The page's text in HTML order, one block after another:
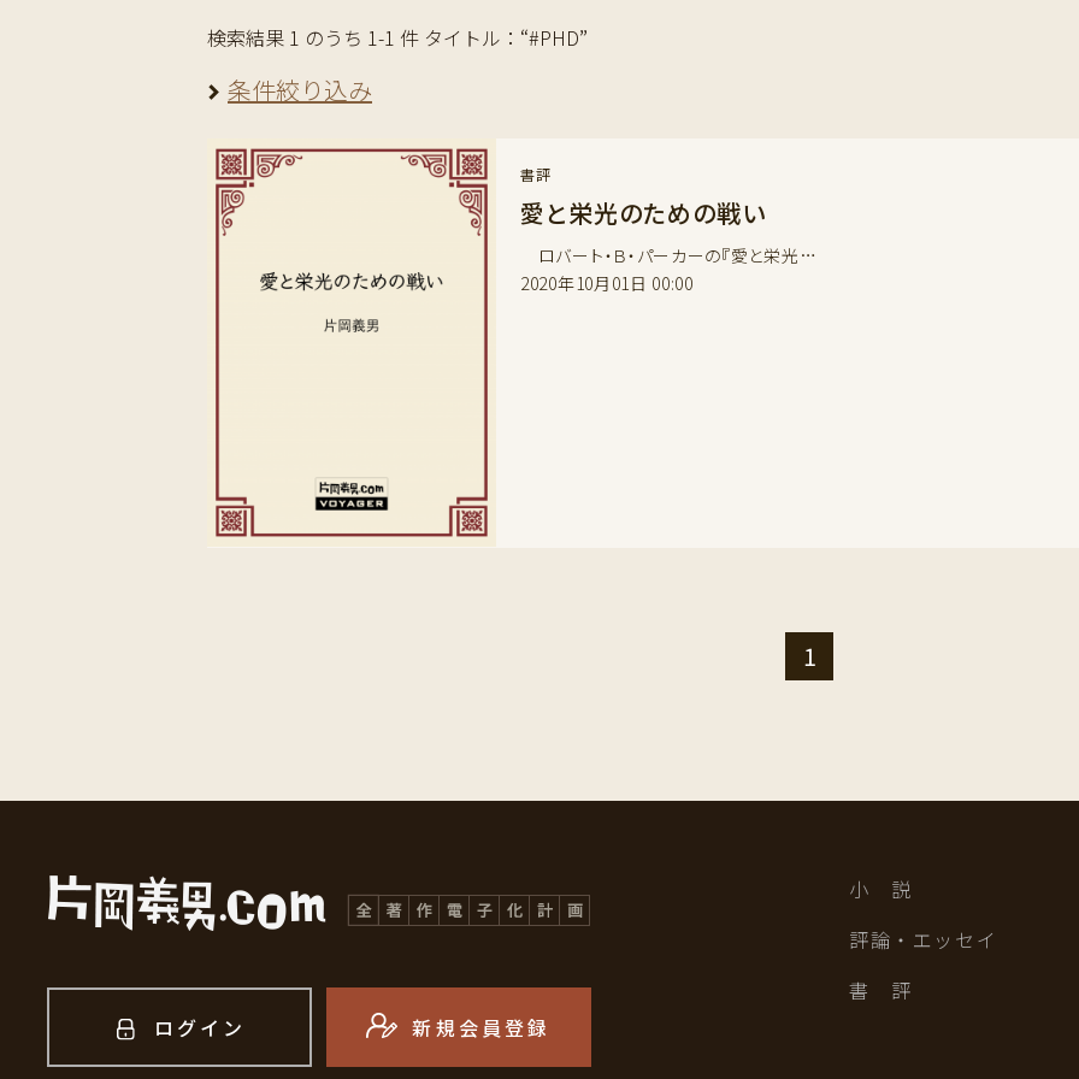
検索結果 1 のうち 1-1 件 タイトル：“#PHD”
条件絞り込み
書評
愛と栄光のための戦い
ロバート・Ｂ・パーカーの『愛と栄光…
2020年10月01日 00:00
1
ログイン 新規会員登録
小 説
評論・エッセイ
書 評